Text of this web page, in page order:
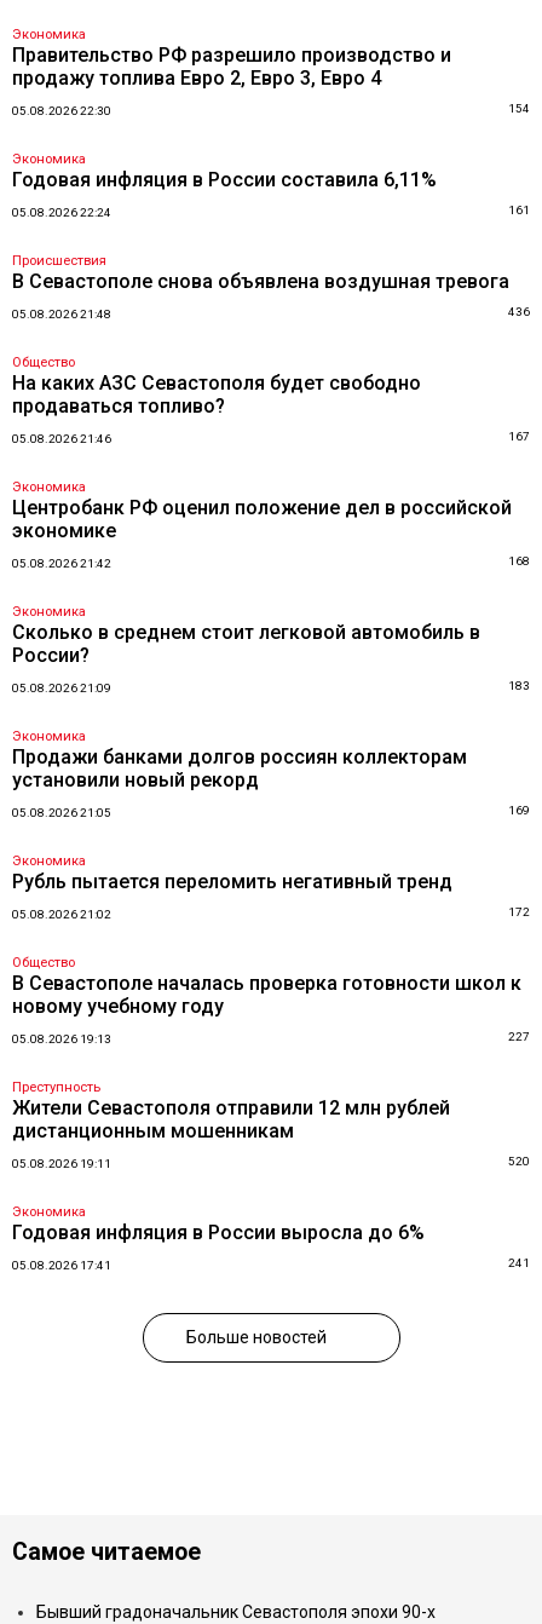
Экономика
Правительство РФ разрешило производство и
продажу топлива Евро 2, Евро 3, Евро 4
05.08.2026 22:30 154
Экономика
Годовая инфляция в России составила 6,11%
05.08.2026 22:24 161
Происшествия
В Севастополе снова объявлена воздушная тревога
05.08.2026 21:48 436
Общество
На каких АЗС Севастополя будет свободно
продаваться топливо?
05.08.2026 21:46 167
Экономика
Центробанк РФ оценил положение дел в российской
экономике
05.08.2026 21:42 168
Экономика
Сколько в среднем стоит легковой автомобиль в
России?
05.08.2026 21:09 183
Экономика
Продажи банками долгов россиян коллекторам
установили новый рекорд
05.08.2026 21:05 169
Экономика
Рубль пытается переломить негативный тренд
05.08.2026 21:02 172
Общество
В Севастополе началась проверка готовности школ к
новому учебному году
05.08.2026 19:13 227
Преступность
Жители Севастополя отправили 12 млн рублей
дистанционным мошенникам
05.08.2026 19:11 520
Экономика
Годовая инфляция в России выросла до 6%
05.08.2026 17:41 241
Больше новостей
Самое читаемое
Бывший градоначальник Севастополя эпохи 90-х